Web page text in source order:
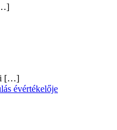
[…]
évértékelője